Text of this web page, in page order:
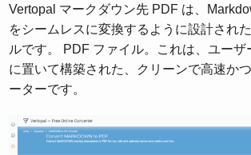
Vertopal マークダウン先 PDF は、
をシームレスに変換するように設計され
ルです。 PDF ファイル。これは、ユー
に置いて構築された、クリーンで高速か
ーターです。